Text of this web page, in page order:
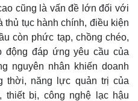
Quân sự - Quốc phòng
Vũ khí
Việt Nam
Phân tích
cũng là vấn đề lớn đối với
tục hành chính, điều kiện
còn phức tạp, chồng chéo,
động đáp ứng yêu cầu của
nguyên nhân khiến doanh
thời, năng lực quản trị của
thiết bị, công nghệ lạc hậu